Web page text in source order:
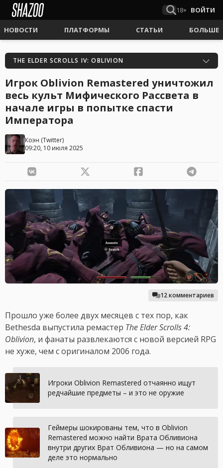
18+ ВОЙТИ
НОВОСТИ ПЛАТФОРМЫ СТАТЬИ БОЛЬШЕ
THE ELDER SCROLLS IV: OBLIVION
Игрок Oblivion Remastered уничтожил
весь культ Мифического Рассвета в
начале игры в попытке спасти
Императора
Коэн (Twitter)
09:20, 10 июля 2025
12 комментариев
Прошло уже более двух месяцев с тех пор, как
Bethesda выпустила ремастер The Elder Scrolls 4:
Oblivion, и фанаты развлекаются с новой версией RPG
не хуже, чем с оригиналом 2006 года.
Игроки Oblivion Remastered отчаянно ищут
редчайшие предметы – и это не оружие
Геймеры шокированы тем, что в Oblivion
Remastered можно найти Врата Обливиона
внутри других Врат Обливиона — но на самом
деле это нормально